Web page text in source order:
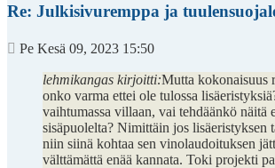
Re: Julkisivuremppa ja
Viesti
Pe Kesä 09, 2023 15:50
lehmikangas kirjoitti:Mutta kokonaisuus
onko varma ettei ole tulossa
vaihtumassa villaan, vai tehdäänkö näitä
sisäpuolelta? Nimittäin jos lisäeristyksen
niin siinä kohtaa sen vinolaudoituksen
välttämättä enää kannata. Toki projekti